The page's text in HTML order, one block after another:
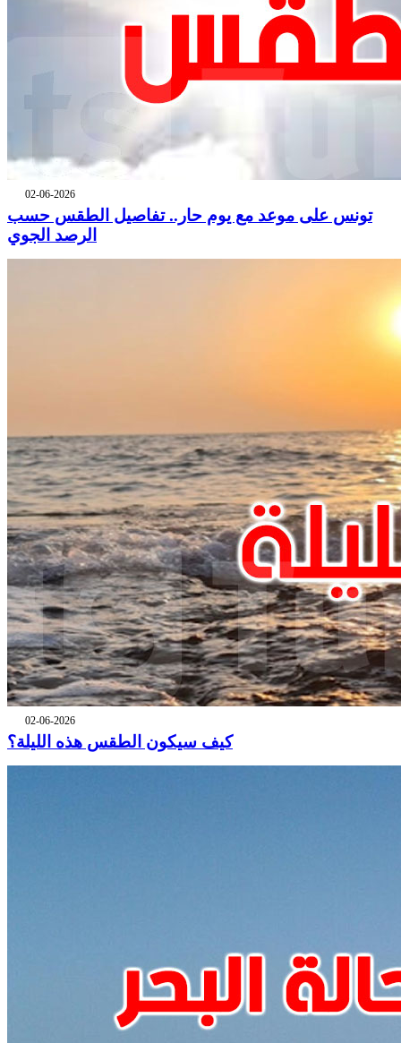
02-06-2026
تونس على موعد مع يوم حار.. تفاصيل الطقس حسب
الرصد الجوي
02-06-2026
كيف سيكون الطقس هذه الليلة؟